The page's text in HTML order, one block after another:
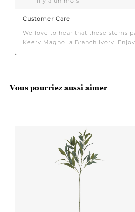
Vous pourriez aussi aimer